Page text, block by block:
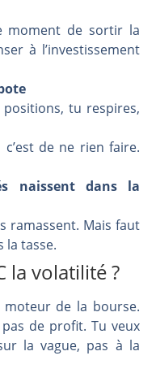
moment de sortir la
à l’investissement
tu respires,
de ne rien faire.
naissent dans la
ramassent. Mais faut
la tasse.
la volatilité ?
moteur de la bourse.
de profit. Tu veux
la vague, pas à la